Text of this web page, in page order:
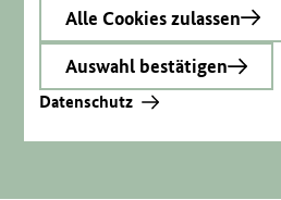
Alle Cookies zulassen
Auswahl bestätigen
Datenschutz